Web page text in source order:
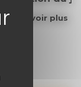
En savoir plus